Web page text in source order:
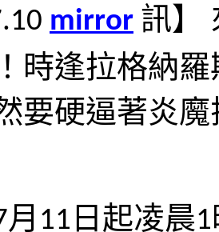
mirror 訊】
時逢拉格納
要硬逼著炎
月 11 日起凌晨1